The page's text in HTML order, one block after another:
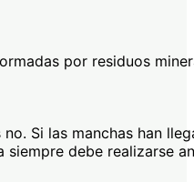
por residuos
Si las manchas han
siempre debe realizarse